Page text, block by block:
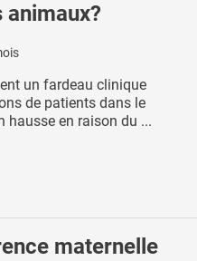
animaux?
un fardeau clinique
de patients dans le
hausse en raison du ...
maternelle